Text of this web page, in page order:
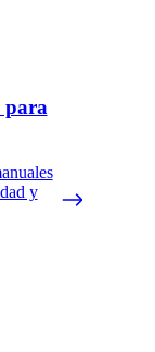
para
y
con la política de